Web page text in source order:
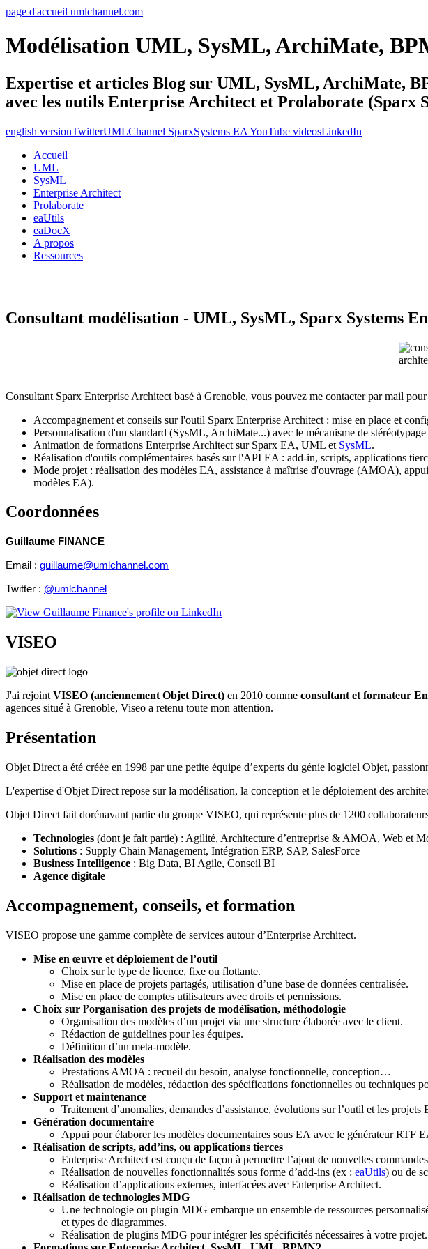
page d'accueil umlchannel.com
Modélisation UML, SysML, ArchiMate,
Expertise et articles Blog sur UML, SysML, ArchiMate,
avec les outils Enterprise Architect et Prolaborate (Sparx
english versionTwitterUMLChannel SparxSystems EA YouTube videosLinkedIn
Accueil
UML
SysML
Enterprise Architect
Prolaborate
eaUtils
eaDocX
A propos
Ressources
Consultant modélisation - UML, SysML, Sparx Systems
Consultant Sparx Enterprise Architect basé à Grenoble, vous pouvez me contacter par mail
Accompagnement et conseils sur l'outil Sparx Enterprise Architect : mise en place et
Personnalisation d'un standard (SysML, ArchiMate...) avec le mécanisme de
Animation de formations Enterprise Architect sur Sparx EA, UML et SysML.
Réalisation d'outils complémentaires basés sur l'API EA : add-in, scripts, applications
Mode projet : réalisation des modèles EA, assistance à maîtrise d'ouvrage (AMOA),
modèles EA).
Coordonnées
Guillaume FINANCE
Email : guillaume@umlchannel.com
Twitter : @umlchannel
VISEO
J'ai rejoint VISEO (anciennement Objet Direct) en 2010 comme consultant et formateur
agences situé à Grenoble, Viseo a retenu toute mon attention.
Présentation
Objet Direct a été créée en 1998 par une petite équipe d’experts du génie logiciel Objet,
L'expertise d'Objet Direct repose sur la modélisation, la conception et le déploiement des
Objet Direct fait dorénavant partie du groupe VISEO, qui représente plus de 1200
Technologies (dont je fait partie) : Agilité, Architecture d’entreprise & AMOA, Web et
Solutions : Supply Chain Management, Intégration ERP, SAP, SalesForce
Business Intelligence : Big Data, BI Agile, Conseil BI
Agence digitale
Accompagnement, conseils, et formation
VISEO propose une gamme complète de services autour d’Enterprise Architect.
Mise en œuvre et déploiement de l’outil
Choix sur le type de licence, fixe ou flottante.
Mise en place de projets partagés, utilisation d’une base de données centralisée.
Mise en place de comptes utilisateurs avec droits et permissions.
Choix sur l’organisation des projets de modélisation, méthodologie
Organisation des modèles d’un projet via une structure élaborée avec le client.
Rédaction de guidelines pour les équipes.
Définition d’un meta-modèle.
Réalisation des modèles
Prestations AMOA : recueil du besoin, analyse fonctionnelle, conception…
Réalisation de modèles, rédaction des spécifications fonctionnelles ou techniques
Support et maintenance
Traitement d’anomalies, demandes d’assistance, évolutions sur l’outil et les projets
Génération documentaire
Appui pour élaborer les modèles documentaires sous EA avec le générateur RTF
Réalisation de scripts, add’ins, ou applications tierces
Enterprise Architect est conçu de façon à permettre l’ajout de nouvelles
Réalisation de nouvelles fonctionnalités sous forme d’add-ins (ex : eaUtils) ou de
Réalisation d’applications externes, interfacées avec Enterprise Architect.
Réalisation de technologies MDG
Une technologie ou plugin MDG embarque un ensemble de ressources
et types de diagrammes.
Réalisation de plugins MDG pour intégrer les spécificités nécessaires à votre projet.